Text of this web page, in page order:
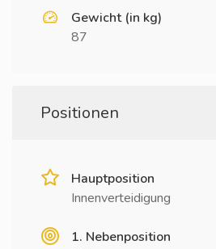
Gewicht (in kg)
87
Positionen
Hauptposition
Innenverteidigung
1. Nebenposition